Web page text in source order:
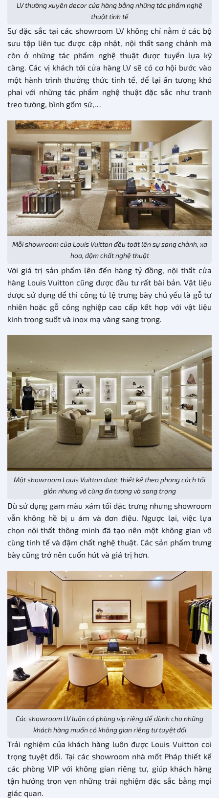
LV thường xuyên decor cửa hàng bằng những tác phẩm nghệ
thuật tinh tế
Sự đặc sắc tại các showroom LV không chỉ nằm ở các bộ
sưu tập liên tục được cập nhật, nội thất sang chảnh mà
còn ở những tác phẩm nghệ thuật được tuyển lựa kỹ
càng. Các vị khách tới cửa hàng LV sẽ có cơ hội bước vào
một hành trình thưởng thức tinh tế, để lại ấn tượng khó
phai với những tác phẩm nghệ thuật đặc sắc như tranh
treo tường, bình gốm sứ,…
Mỗi showroom của Louis Vuitton đều toát lên sự sang chảnh, xa
hoa, đậm chất nghệ thuật
Với giá trị sản phẩm lên đến hàng tỷ đồng, nội thất cửa
hàng Louis Vuitton cũng được đầu tư rất bài bản. Vật liệu
được sử dụng để thi công tủ lệ trưng bày chủ yếu là gỗ tự
nhiên hoặc gỗ công nghiệp cao cấp kết hợp với vật liệu
kính trong suốt và inox mạ vàng sang trọng.
Một showroom Louis Vuitton được thiết kế theo phong cách tối
giản nhưng vô cùng ấn tượng và sang trọng
Dù sử dụng gam màu xám tối đặc trưng nhưng showroom
vẫn không hề bị u ám và đơn điệu. Ngược lại, việc lựa
chọn nội thất thông minh đã tạo nên một không gian vô
cùng tinh tế và đậm chất nghệ thuật. Các sản phẩm trưng
bày cũng trở nên cuốn hút và giá trị hơn.
Các showroom LV luôn có phòng vip riêng để dành cho những
khách hàng muốn có không gian riêng tư tuyệt đối
Trải nghiệm của khách hàng luôn được Louis Vuitton coi
trọng tuyệt đối. Tại các showroom nhà mốt Pháp thiết kế
các phòng VIP với không gian riêng tư, giúp khách hàng
tận hưởng trọn vẹn những trải nghiệm đặc sắc bằng mọi
giác quan.